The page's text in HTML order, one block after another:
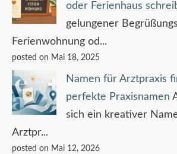
oder Ferienhaus
gelungener
Ferienwohnung od...
posted on Mai 18, 2025
Namen für Arztpraxis
perfekte Praxisnamen
sich ein kreativer
Arztpr...
posted on Mai 12, 2026